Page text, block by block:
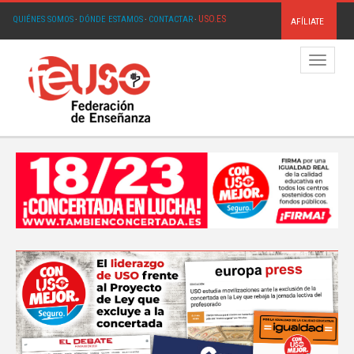
QUIÉNES SOMOS· DÓNDE ESTAMOS· CONTACTAR· USO.ES AFÍLIATE
Menú